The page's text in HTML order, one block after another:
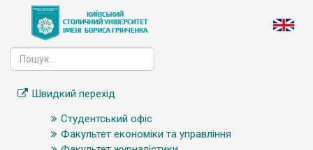
Швидкий перехід
Студентський офіс
Факультет економіки та управління